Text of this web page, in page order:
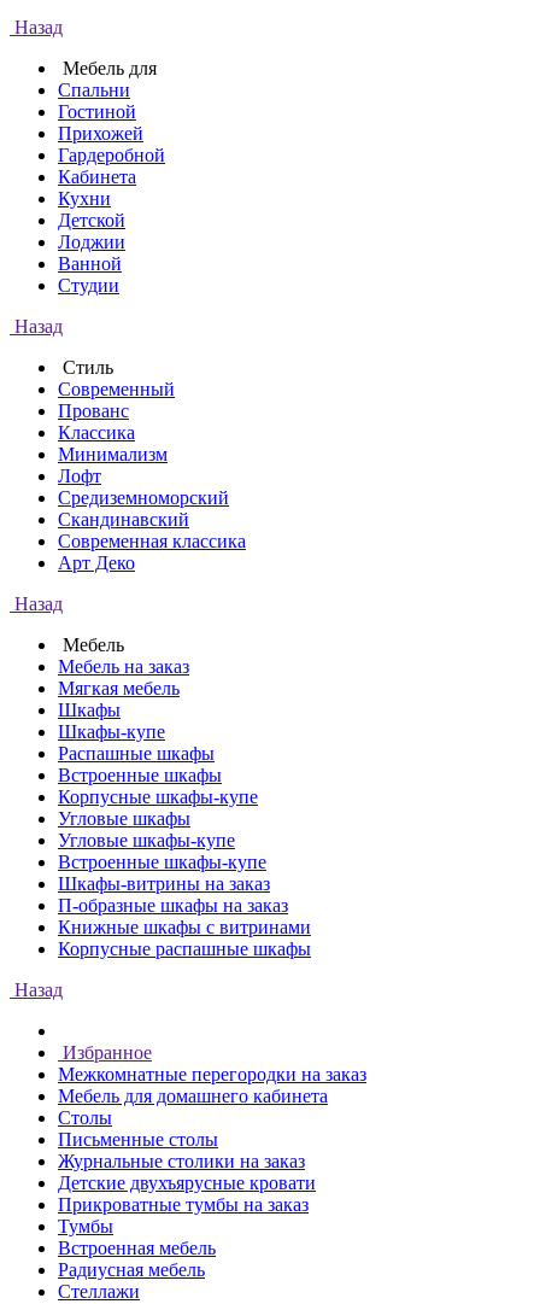
Назад
Мебель для
Спальни
Гостиной
Прихожей
Гардеробной
Кабинета
Кухни
Детской
Лоджии
Ванной
Студии
Назад
Стиль
Современный
Прованс
Классика
Минимализм
Лофт
Средиземноморский
Скандинавский
Современная классика
Арт Деко
Назад
Мебель
Мебель на заказ
Мягкая мебель
Шкафы
Шкафы-купе
Распашные шкафы
Встроенные шкафы
Корпусные шкафы-купе
Угловые шкафы
Угловые шкафы-купе
Встроенные шкафы-купе
Шкафы-витрины на заказ
П-образные шкафы на заказ
Книжные шкафы с витринами
Корпусные распашные шкафы
Назад
Избранное
Межкомнатные перегородки на заказ
Мебель для домашнего кабинета
Столы
Письменные столы
Журнальные столики на заказ
Детские двухъярусные кровати
Прикроватные тумбы на заказ
Тумбы
Встроенная мебель
Радиусная мебель
Стеллажи